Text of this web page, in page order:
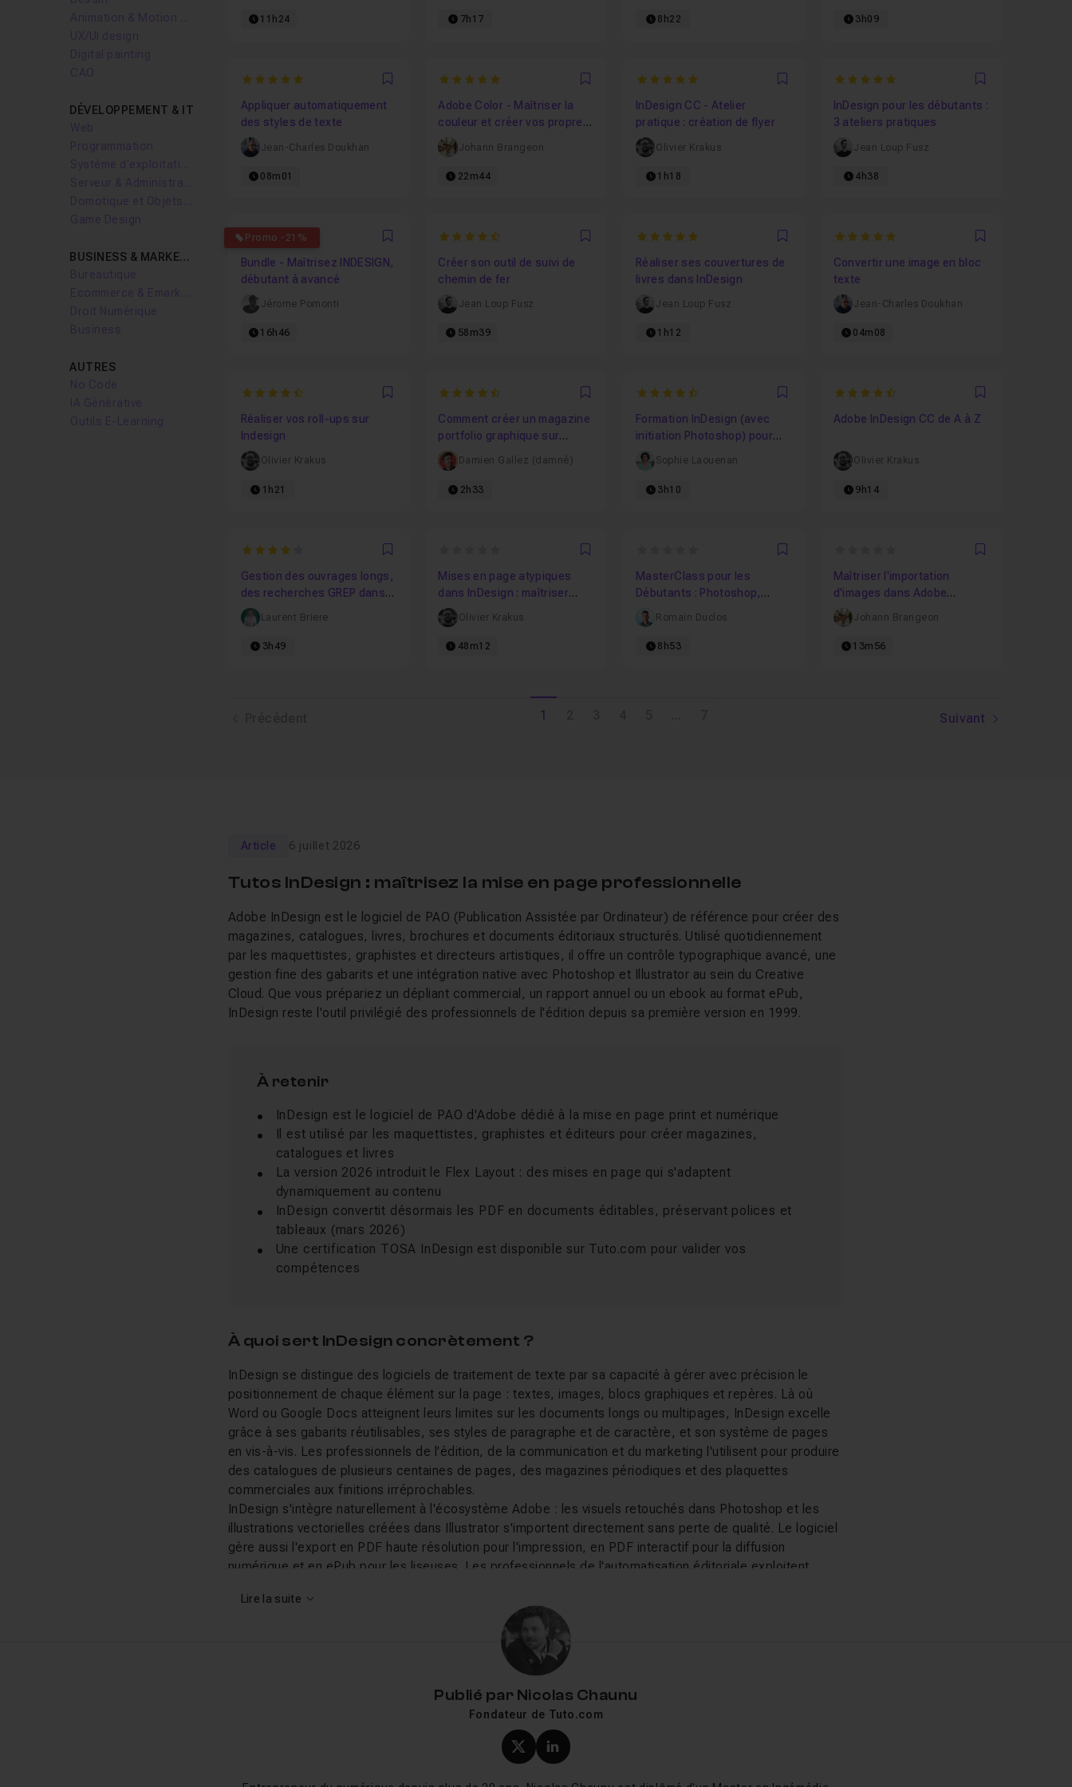
UX/UI design
Digital painting
CAO
DÉVELOPPEMENT & IT
Web
Programmation
Game Design
BUSINESS & MARKETING
Bureautique
Droit Numérique
Business
AUTRES
No Code
IA Générative
Outils E-Learning
11h24 7h17 8h22 3h09
5 Favori
Appliquer automatiquement
des styles de texte
Jean-Charles Doukhan
08m01
5 Favori
Adobe Color - Maîtriser la
couleur et créer vos propres
palettes pro
Johann Brangeon
22m44
5 Favori
InDesign CC - Atelier
pratique : création de flyer
Olivier Krakus
1h18
5 Favori
InDesign pour les débutants :
3 ateliers pratiques
Jean Loup Fusz
4h38
Promo -21%
5 Favori
Bundle - Maîtrisez INDESIGN,
débutant à avancé
Jérome Pomonti
16h46
4.8125 Favori
Créer son outil de suivi de
chemin de fer
Jean Loup Fusz
58m39
5 Favori
Réaliser ses couvertures de
livres dans InDesign
Jean Loup Fusz
1h12
5 Favori
Convertir une image en bloc
texte
Jean-Charles Doukhan
04m08
4.3846153846154 Favori
Réaliser vos roll-ups sur
Indesign
Olivier Krakus
1h21
4.8888888888889 Favori
Comment créer un magazine
portfolio graphique sur
InDesign comme un pro !
Damien Gallez (damné)
2h33
4.8333333333333 Favori
Formation InDesign (avec
initiation Photoshop) pour
débutants
Sophie Laouenan
3h10
4.3666666666667 Favori
Adobe InDesign CC de A à Z
Olivier Krakus
9h14
4 Favori
Gestion des ouvrages longs,
des recherches GREP dans
Indesign CC
Laurent Briere
3h49
Favori
Mises en page atypiques
dans InDesign : maîtriser
l'habillage de texte
Olivier Krakus
48m12
Favori
MasterClass pour les
Débutants : Photoshop,
Illustrator, Indesign
Romain Duclos
8h53
Favori
Maîtriser l'importation
d'images dans Adobe
InDesign
Johann Brangeon
13m56
1 Suivant
Article 6 juillet 2026
Tutos InDesign : maîtrisez la mise en page professionnelle
Adobe InDesign est le logiciel de PAO (Publication Assistée par Ordinateur) de référence pour créer des
magazines, catalogues, livres, brochures et documents éditoriaux structurés. Utilisé quotidiennement
par les maquettistes, graphistes et directeurs artistiques, il offre un contrôle typographique avancé, une
gestion fine des gabarits et une intégration native avec Photoshop et Illustrator au sein du Creative
Cloud. Que vous prépariez un dépliant commercial, un rapport annuel ou un ebook au format ePub,
InDesign reste l'outil privilégié des professionnels de l'édition depuis sa première version en 1999.
À retenir
InDesign est le logiciel de PAO d'Adobe dédié à la mise en page print et numérique
Il est utilisé par les maquettistes, graphistes et éditeurs pour créer magazines,
catalogues et livres
La version 2026 introduit le Flex Layout : des mises en page qui s'adaptent
dynamiquement au contenu
InDesign convertit désormais les PDF en documents éditables, préservant polices et
tableaux (mars 2026)
Une certification TOSA InDesign est disponible sur Tuto.com pour valider vos
compétences
À quoi sert InDesign concrètement ?
InDesign se distingue des logiciels de traitement de texte par sa capacité à gérer avec précision le
positionnement de chaque élément sur la page : textes, images, blocs graphiques et repères. Là où
Word ou Google Docs atteignent leurs limites sur les documents longs ou multipages, InDesign excelle
grâce à ses gabarits réutilisables, ses styles de paragraphe et de caractère, et son système de pages
en vis-à-vis. Les professionnels de l'édition, de la communication et du marketing l'utilisent pour produire
des catalogues de plusieurs centaines de pages, des magazines périodiques et des plaquettes
commerciales aux finitions irréprochables.
InDesign s'intègre naturellement à l'écosystème Adobe : les visuels retouchés dans Photoshop et les
illustrations vectorielles créées dans Illustrator s'importent directement sans perte de qualité. Le logiciel
gère aussi l'export en PDF haute résolution pour l'impression, en PDF interactif pour la diffusion
numérique et en ePub pour les liseuses. Les professionnels de l'automatisation éditoriale exploitent
variables.
Ce que vous allez apprendre sur Tuto.com
Les tutos InDesign de Tuto.com couvrent tous les niveaux de pratique. Les débutants trouveront des
cours d'initiation progressifs pour prendre en main l'interface, comprendre la logique des blocs et créer
leurs premiers documents. Les cours intermédiaires approfondissent la
et les techniques de
scripts et automatisations
Lire la suite
Publié par Nicolas Chaunu
Fondateur de Tuto.com
Profil X (twitter) de Nicolas Chaunu
Profil LinkedIn de Nicolas Chaunu